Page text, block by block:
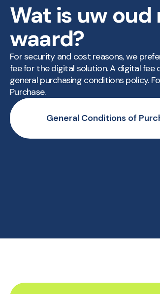
Wat is uw
waard?
For security and cost reasons, we
fee for the digital solution. A digital fee
general purchasing conditions policy.
Purchase.
General Conditions of